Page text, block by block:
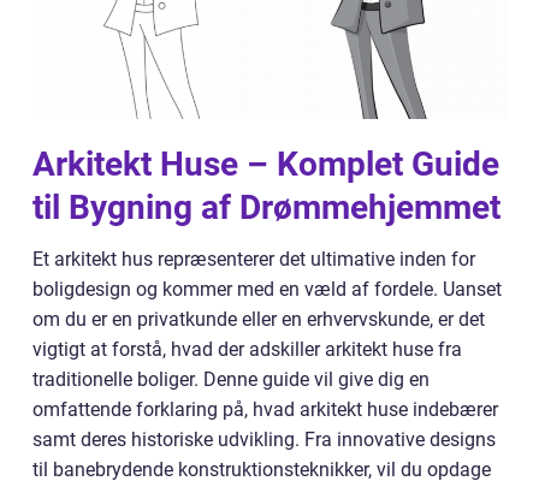
Arkitekt Huse – Komplet Guide
til Bygning af Drømmehjemmet
Et arkitekt hus repræsenterer det ultimative inden for
boligdesign og kommer med en væld af fordele. Uanset
om du er en privatkunde eller en erhvervskunde, er det
vigtigt at forstå, hvad der adskiller arkitekt huse fra
traditionelle boliger. Denne guide vil give dig en
omfattende forklaring på, hvad arkitekt huse indebærer
samt deres historiske udvikling. Fra innovative designs
til banebrydende konstruktionsteknikker, vil du opdage